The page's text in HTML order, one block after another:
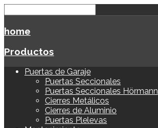
home
Productos
Puertas de Garaje
Puertas Seccionales
Puertas Seccionales Hörmann
Cierres Metálicos
Cierres de Aluminio
Puertas Plelevas